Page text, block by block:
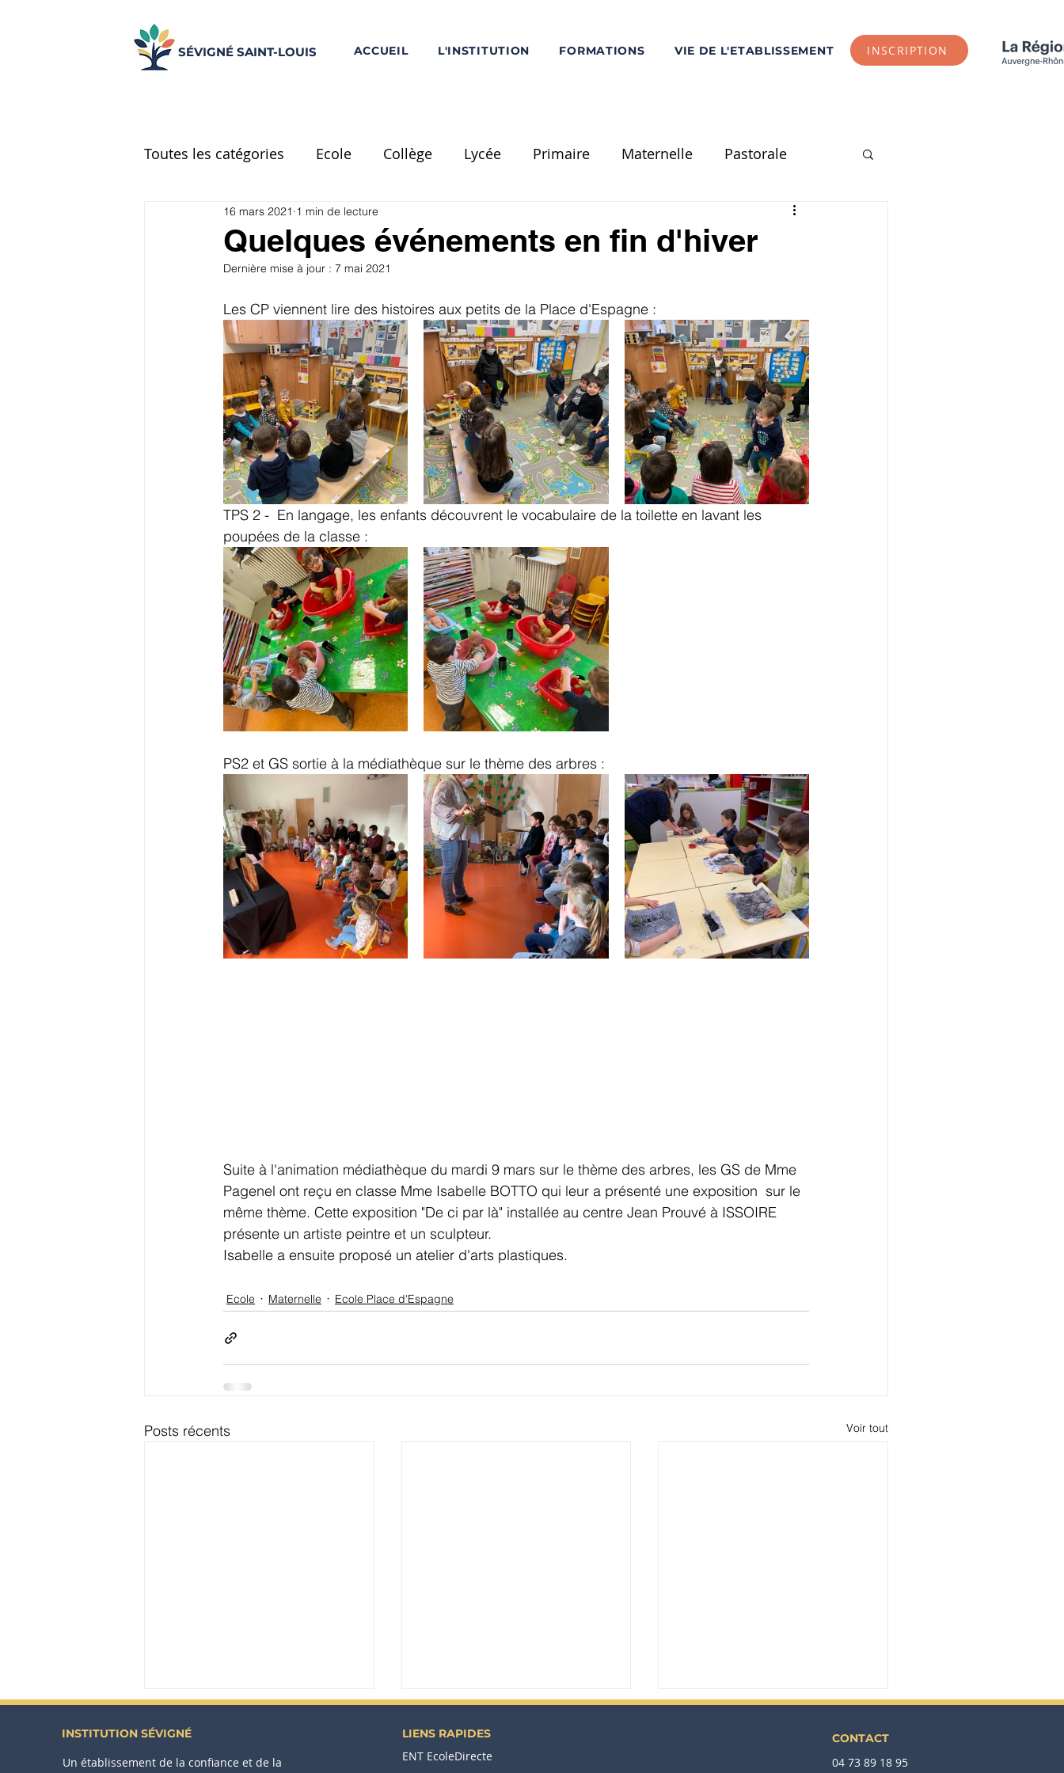
SÉVIGNÉ SAINT-LOUIS ACCUEIL L'INSTITUTION FORMATIONS VIE DE L'ETABLISSEMENT INSCRIPTION
Toutes les catégories Ecole Collège Lycée Primaire Maternelle Pastorale
Ecole Place d'Espagne Ecole Saint-Louis
Réseau d'aide
Centre de documentation Pôle Supérieur Chorale - Musique
Quelques événements en fin d'hiver
16 mars 2021 1 min de lecture
Dernière mise à jour : 7 mai 2021
Les CP viennent lire des histoires aux petits de la Place d'Espagne :
TPS 2 -  En langage, les enfants découvrent le vocabulaire de la toilette en lavant les
poupées de la classe :
PS2 et GS sortie à la médiathèque sur le thème des arbres :
Suite à l'animation médiathèque du mardi 9 mars sur le thème des arbres, les GS de Mme
Pagenel ont reçu en classe Mme Isabelle BOTTO qui leur a présenté une exposition  sur le
même thème. Cette exposition "De ci par là" installée au centre Jean Prouvé à ISSOIRE
présente un artiste peintre et un sculpteur.
Isabelle a ensuite proposé un atelier d'arts plastiques.
Ecole Maternelle Ecole Place d'Espagne
Posts récents Voir tout
INSTITUTION SÉVIGNÉ
Un établissement de la confiance et de la
LIENS RAPIDES
ENT EcoleDirecte
CONTACT
04 73 89 18 95